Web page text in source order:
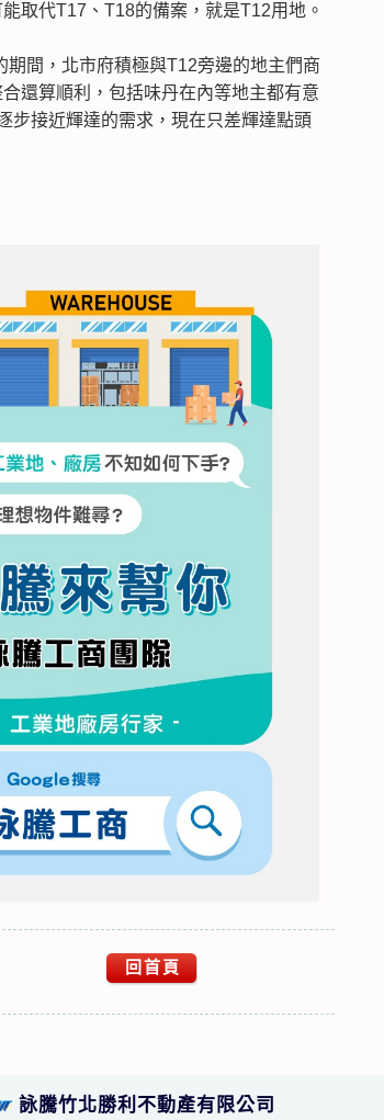
取代T17、T18的備案，就是T12用地。
間，北市府積極與T12旁邊的地主們商
還算順利，包括味丹在內等地主都有意
步接近輝達的需求，現在只差輝達點頭
回首頁
詠騰竹北勝利不動產有限公司